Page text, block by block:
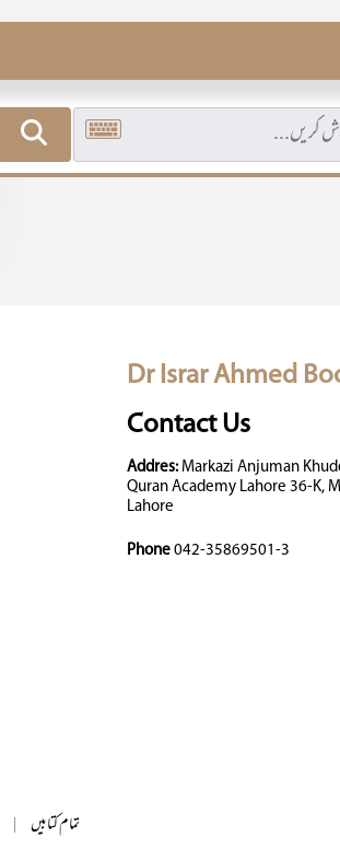
Dr Israr Ahmed
Contact Us
Addres:Markazi Anjuman
Quran Academy Lahore 36-K,
Lahore
Phone 042-35869501-3
| تمام کتابیں